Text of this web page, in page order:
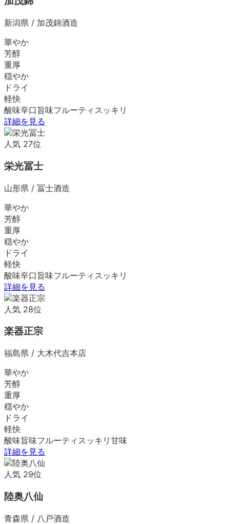
新潟県 / 加茂錦酒造
華やか
芳醇
重厚
穏やか
ドライ
軽快
酸味辛口 旨味フルーティ スッキリ
詳細を見る
人気 27位
栄光冨士
山形県 / 冨士酒造
華やか
芳醇
重厚
穏やか
ドライ
軽快
酸味辛口 旨味フルーティ スッキリ
詳細を見る
人気 28位
楽器正宗
福島県 / 大木代吉本店
華やか
芳醇
重厚
穏やか
ドライ
軽快
酸味旨味フルーティ スッキリ 甘味
詳細を見る
人気 29位
陸奥八仙
青森県 / 八戸酒造